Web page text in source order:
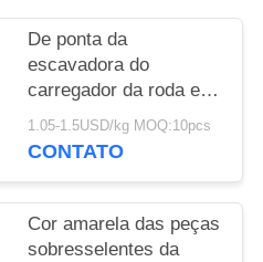
De ponta da
escavadora do
carregador da roda e
bocados da
extremidade 195-70-
1.05-1.5USD/kg MOQ:10pcs
CONTATO
Cor amarela das peças
sobresselentes da